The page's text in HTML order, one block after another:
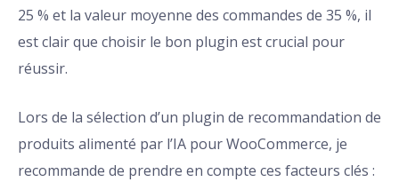
25 % et la valeur moyenne des commandes de 35 %, il
est clair que choisir le bon plugin est crucial pour
réussir.
Lors de la sélection d’un plugin de recommandation de
produits alimenté par l’IA pour WooCommerce, je
recommande de prendre en compte ces facteurs clés :